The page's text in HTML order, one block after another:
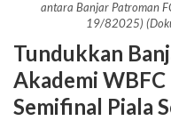
antara Banjar Patroman
19/82025)
Tundukkan
Akademi
Semifinal Piala